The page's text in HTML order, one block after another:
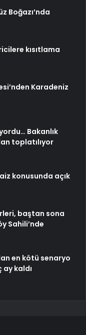
Boğazı’nda
kısıtlama
Karadeniz
Bakanlık
toplatılıyor
konusunda açık
baştan sona
Sahili’nde
en kötü senaryo
ay kaldı